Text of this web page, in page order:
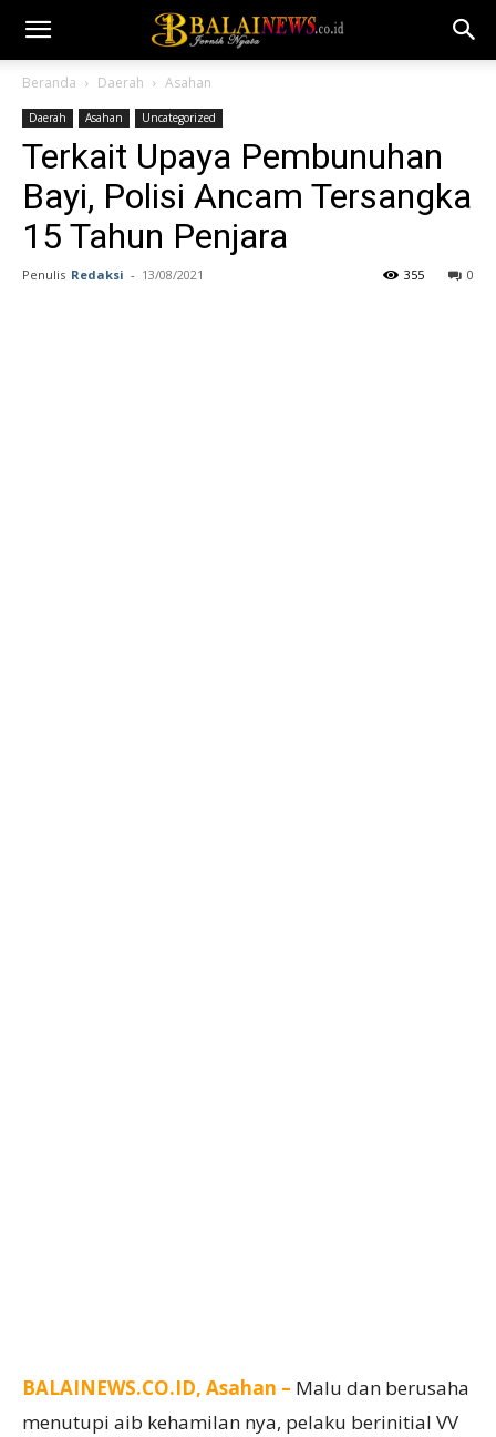
Beranda Daerah Asahan
Daerah Asahan Uncategorized
Terkait Upaya Pembunuhan
Bayi, Polisi Ancam Tersangka
15 Tahun Penjara
Penulis Redaksi - 13/08/2021 0
355
BALAINEWS.CO.ID, Asahan – Malu dan berusaha
menutupi aib kehamilan nya, pelaku berinitial VV